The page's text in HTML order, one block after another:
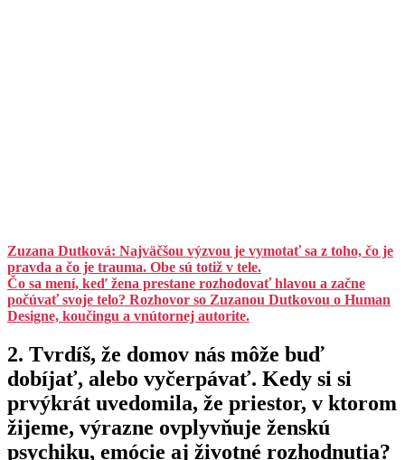
Zuzana Dutková: Najväčšou výzvou je vymotať sa z toho, čo je
pravda a čo je trauma. Obe sú totiž v tele.
Čo sa mení, keď žena prestane rozhodovať hlavou a začne
počúvať svoje telo? Rozhovor so Zuzanou Dutkovou o Human
Designe, koučingu a vnútornej autorite.
2. Tvrdíš, že domov nás môže buď
dobíjať, alebo vyčerpávať. Kedy si si
prvýkrát uvedomila, že priestor, v ktorom
žijeme, výrazne ovplyvňuje ženskú
psychiku, emócie aj životné rozhodnutia?